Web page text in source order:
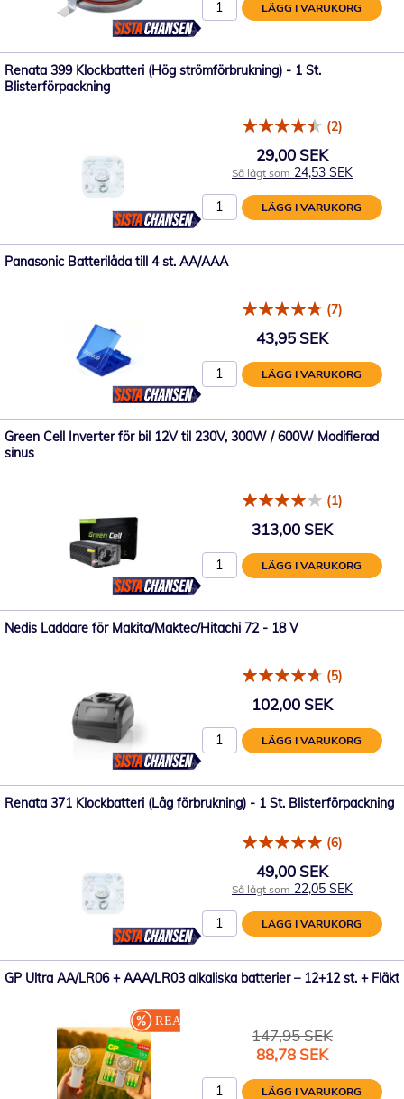
LÄGG I VARUKORG
Renata 399 Klockbatteri (Hög strömförbrukning) - 1 St.
Blisterförpackning
(2)
29,00 SEK
Så lågt som 24,53 SEK
LÄGG I VARUKORG
Panasonic Batterilåda till 4 st. AA/AAA
(7)
43,95 SEK
LÄGG I VARUKORG
Green Cell Inverter för bil 12V til 230V, 300W / 600W Modifierad
sinus
(1)
313,00 SEK
LÄGG I VARUKORG
Nedis Laddare för Makita/Maktec/Hitachi 72 - 18 V
(5)
102,00 SEK
LÄGG I VARUKORG
Renata 371 Klockbatteri (Låg förbrukning) - 1 St. Blisterförpackning
(6)
49,00 SEK
Så lågt som 22,05 SEK
LÄGG I VARUKORG
GP Ultra AA/LR06 + AAA/LR03 alkaliska batterier – 12+12 st. + Fläkt
147,95 SEK
Specialpris
88,78 SEK
LÄGG I VARUKORG